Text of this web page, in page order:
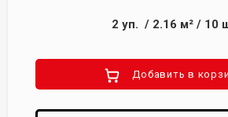
2 уп. / 2.16 м² / 10
Добавить в